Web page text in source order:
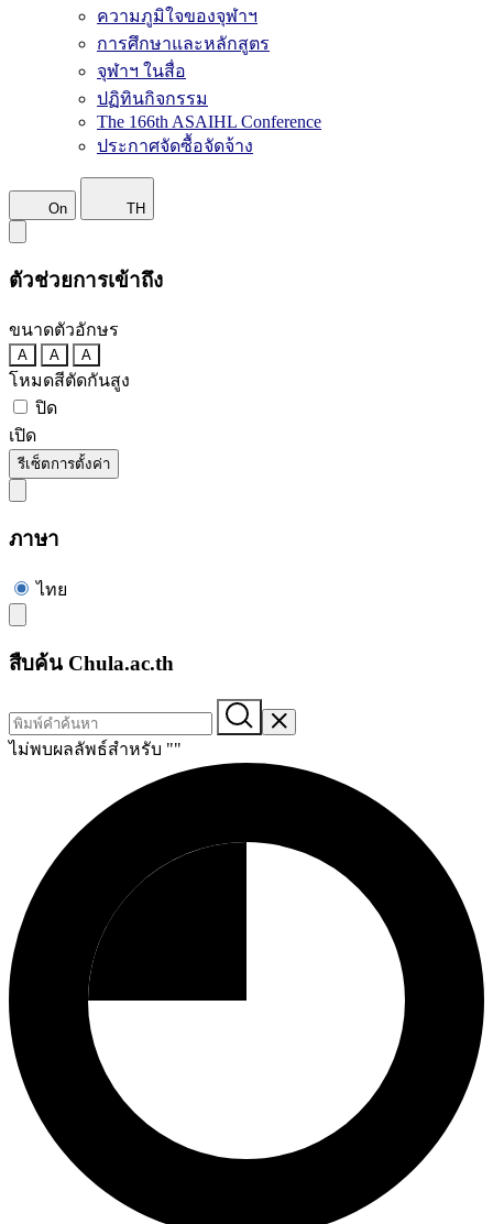
ความภูมิใจของจุฬาฯ
การศึกษาและหลักสูตร
จุฬาฯ ในสื่อ
ปฏิทินกิจกรรม
The 166th ASAIHL Conference
ประกาศจัดซื้อจัดจ้าง
On TH
ตัวช่วยการเข้าถึง
ขนาดตัวอักษร
A A A
โหมดสีตัดกันสูง
ปิด
เปิด
รีเซ็ตการตั้งค่า
ภาษา
ไทย
สืบค้น Chula.ac.th
ไม่พบผลลัพธ์สำหรับ ""